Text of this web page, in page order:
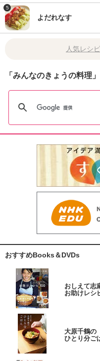
5
よだれなす
人気レシ
「みんなのきょうの料理
おすすめBooks＆DVDs
おしえて志
お助けレシ
大原千鶴の
ひとり分ご